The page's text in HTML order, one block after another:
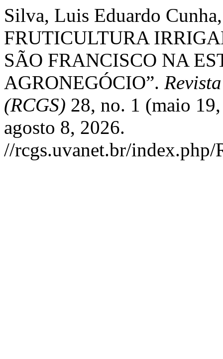
Silva, Luis Eduardo
FRUTICULTURA
SÃO FRANCISCO NA
AGRONEGÓCIO”.
(RCGS) 28, no. 1 (maio
agosto 8, 2026.
//rcgs.uvanet.br/